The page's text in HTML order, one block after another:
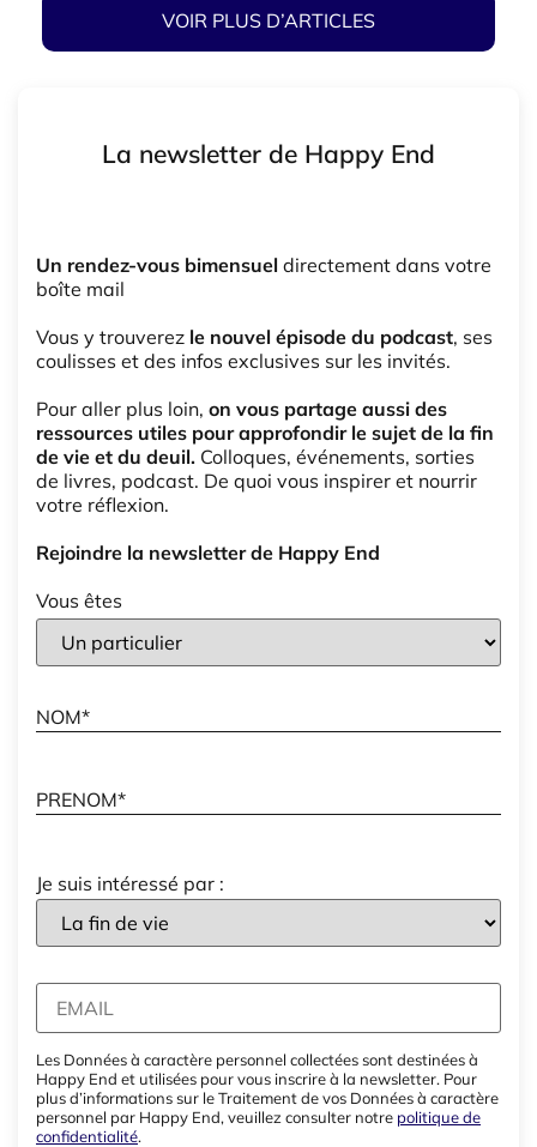
VOIR PLUS D’ARTICLES
La newsletter de Happy End
Un rendez-vous bimensuel directement dans votre
boîte mail
Vous y trouverez le nouvel épisode du podcast, ses
coulisses et des infos exclusives sur les invités.
Pour aller plus loin, on vous partage aussi des
ressources utiles pour approfondir le sujet de la fin
de vie et du deuil. Colloques, événements, sorties
de livres, podcast. De quoi vous inspirer et nourrir
votre réflexion.
Rejoindre la newsletter de Happy End
Vous êtes
Je suis intéressé par :
Les Données à caractère personnel collectées sont destinées à
Happy End et utilisées pour vous inscrire à la newsletter. Pour
plus d’informations sur le Traitement de vos Données à caractère
personnel par Happy End, veuillez consulter notre politique de
confidentialité.